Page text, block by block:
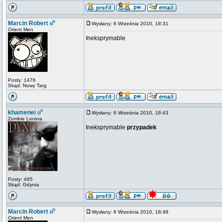
Marcin Robert
Orient Men
Posty: 1476
Skąd: Nowy Targ
Wysłany: 6 Września 2010, 18:31
Ineksprymable
khamenei
Zombie Lenina
Posty: 495
Skąd: Gdynia
Wysłany: 6 Września 2010, 18:43
Ineksprymable przypadek
Marcin Robert
Orient Men
Wysłany: 6 Września 2010, 18:48